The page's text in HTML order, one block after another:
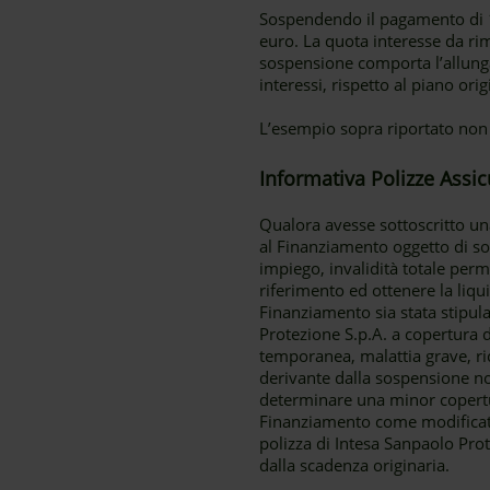
Sospendendo il pagamento
euro. La quota interesse da
sospensione comporta
interessi, rispetto al piano
L’esempio sopra riportato
Informativa Polizze
Qualora avesse sottoscritto
al Finanziamento oggetto di
impiego, invalidità totale
riferimento ed ottenere la
Finanziamento sia stata
Protezione S.p.A. a
temporanea, malattia grave,
derivante dalla sospensione
determinare una minor
Finanziamento come
polizza di Intesa Sanpaolo
dalla scadenza originaria.